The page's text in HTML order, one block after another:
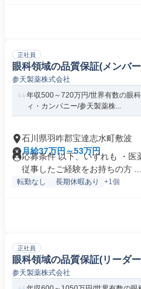
正社員
眼科領域の品質保証(メンバ
参天製薬株式会社
年収500～720万円/世界有数の眼
ィ・カンパニー/参天製薬株...
石川県羽咋郡宝達志水町敷波
月給37万円～53万円
応募条件 以下、いずれも ・医
従事したご経験をお持ちの方 ...
転勤なし 長期休暇あり +1個
正社員
眼科領域の品質保証(リーダ
参天製薬株式会社